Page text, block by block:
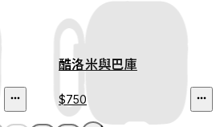
酷洛米與巴庫
$750